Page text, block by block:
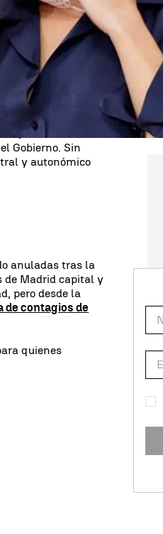
hora de esta
elaborar una
será "trabajada,
una nueva
tras la
Isabel Díaz
Gobierno. Sin
y autonómico
anuladas tras la
de Madrid capital y
pero desde la
de contagios de
quienes